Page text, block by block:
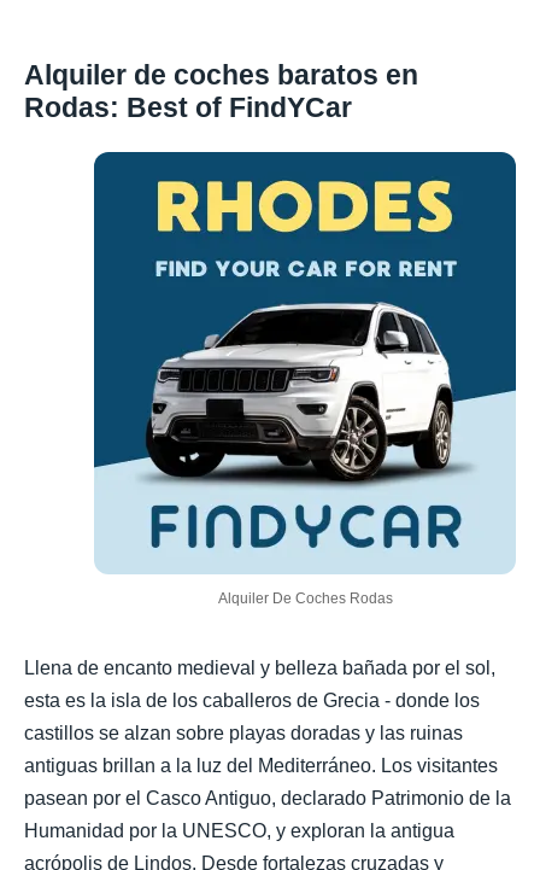
Alquiler de coches baratos en
Rodas: Best of FindYCar
Alquiler De Coches Rodas
Llena de encanto medieval y belleza bañada por el sol,
esta es la isla de los caballeros de Grecia - donde los
castillos se alzan sobre playas doradas y las ruinas
antiguas brillan a la luz del Mediterráneo. Los visitantes
pasean por el Casco Antiguo, declarado Patrimonio de la
Humanidad por la UNESCO, y exploran la antigua
acrópolis de Lindos. Desde fortalezas cruzadas y